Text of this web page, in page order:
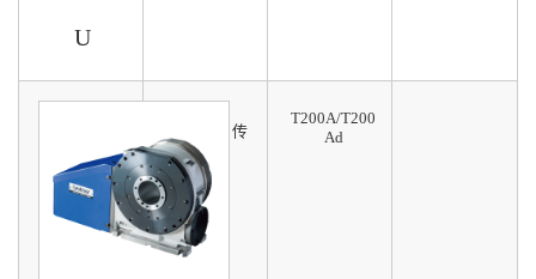
U
滚子轴承传
动
速度高
寿命长
T200A/T200
Ad